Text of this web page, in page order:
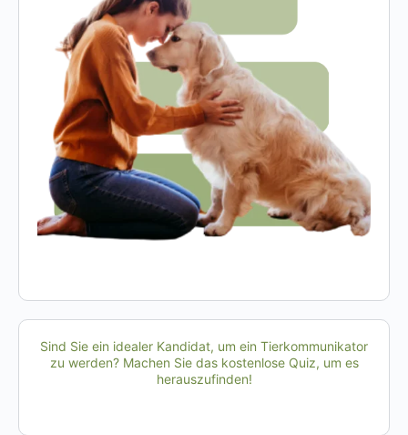
Sind Sie ein idealer Kandidat, um ein Tierkommunikator
zu werden? Machen Sie das kostenlose Quiz, um es
herauszufinden!